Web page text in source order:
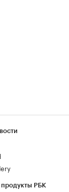
продукты РБК